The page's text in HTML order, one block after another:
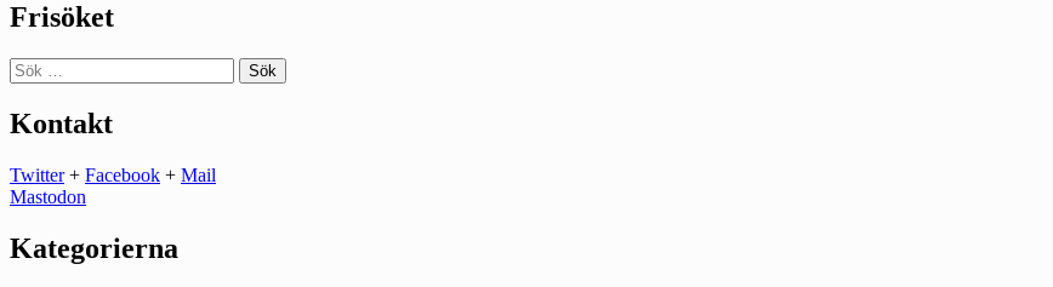
Frisöket
Sök
efter:
Kontakt
Twitter+ Facebook + Mail
Mastodon
Kategorierna